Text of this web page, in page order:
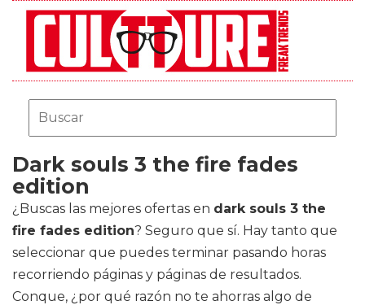
Dark souls 3 the fire fades
edition
¿Buscas las mejores ofertas en dark souls 3 the
fire fades edition? Seguro que sí. Hay tanto que
seleccionar que puedes terminar pasando horas
recorriendo páginas y páginas de resultados.
Conque, ¿por qué razón no te ahorras algo de